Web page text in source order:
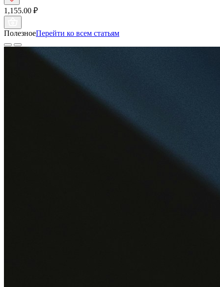
1,155.00 ₽
ПолезноеПерейти ко всем статьям